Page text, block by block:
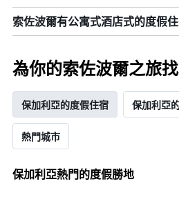
索佐波爾有公寓式酒店式的度假
為你的索佐波爾之旅
保加利亞的度假住宿 保加利亞
熱門城市
保加利亞熱門的度假勝地